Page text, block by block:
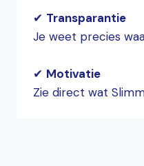
✔ Transparantie
Je weet precies
✔ Motivatie
Zie direct wat